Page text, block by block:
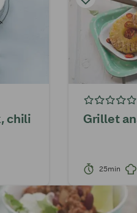
chili
Grillet
25min